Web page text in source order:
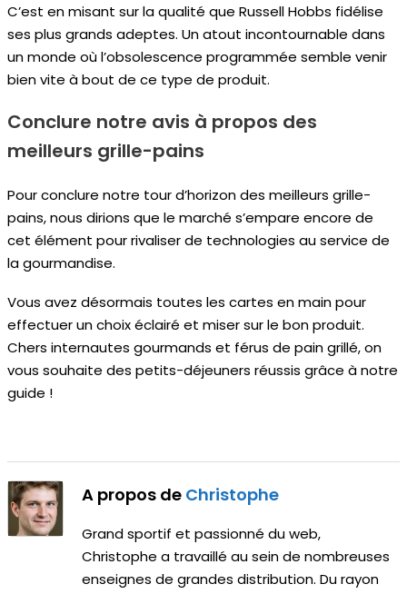
C’est en misant sur la qualité que Russell Hobbs fidélise
ses plus grands adeptes. Un atout incontournable dans
un monde où l’obsolescence programmée semble venir
bien vite à bout de ce type de produit.
Conclure notre avis à propos des
meilleurs grille-pains
Pour conclure notre tour d’horizon des meilleurs grille-
pains, nous dirions que le marché s’empare encore de
cet élément pour rivaliser de technologies au service de
la gourmandise.
Vous avez désormais toutes les cartes en main pour
effectuer un choix éclairé et miser sur le bon produit.
Chers internautes gourmands et férus de pain grillé, on
vous souhaite des petits-déjeuners réussis grâce à notre
guide !
A propos de Christophe
Grand sportif et passionné du web,
Christophe a travaillé au sein de nombreuses
enseignes de grandes distribution. Du rayon